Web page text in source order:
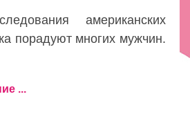
американских
порадуют многих мужчин.
...